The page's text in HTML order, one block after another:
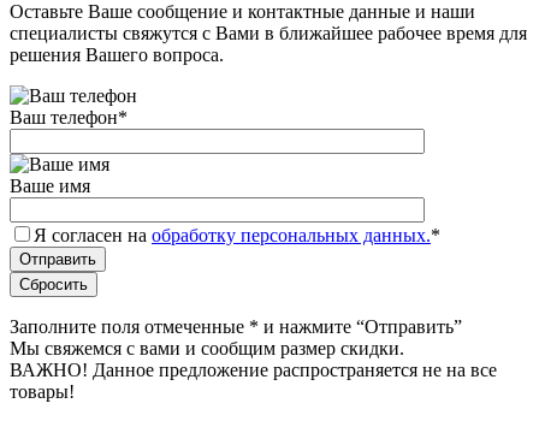
Оставьте Ваше сообщение и контактные данные и наши
специалисты свяжутся с Вами в ближайшее рабочее время для
решения Вашего вопроса.
Ваш телефон*
Ваше имя
Я согласен на обработку персональных данных.*
Заполните поля отмеченные * и нажмите “Отправить”
Мы свяжемся с вами и сообщим размер скидки.
ВАЖНО! Данное предложение распространяется не на все
товары!